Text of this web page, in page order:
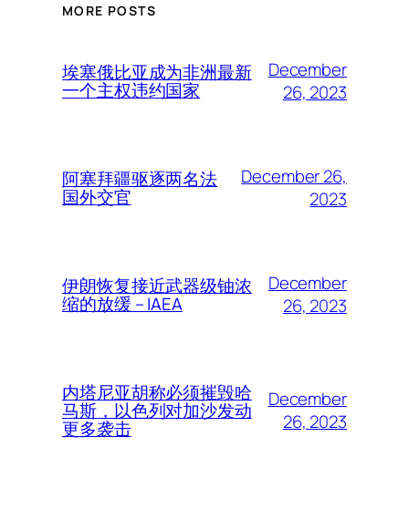
MORE POSTS
埃塞俄比亚成为非洲最新
一个主权违约国家
December
26, 2023
阿塞拜疆驱逐两名法
国外交官
December 26,
2023
伊朗恢复接近武器级铀浓
缩的放缓 – IAEA
December
26, 2023
内塔尼亚胡称必须摧毁哈
马斯，以色列对加沙发动
更多袭击
December
26, 2023